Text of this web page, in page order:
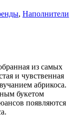
, Наполнители
из самых
и чувственная
абрикоса.
букетом
появляются